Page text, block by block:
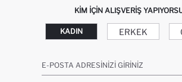
KIM IÇIN ALIŞVERIŞ
KADIN ERKEK
E-POSTA ADRESINIZI GIRINIZ